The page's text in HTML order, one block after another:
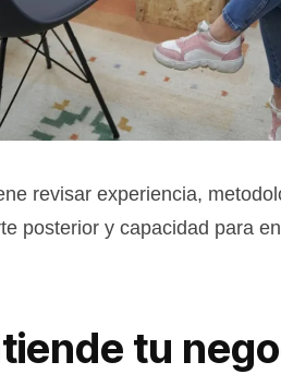
revisar experiencia,
posterior y capacidad para
tu